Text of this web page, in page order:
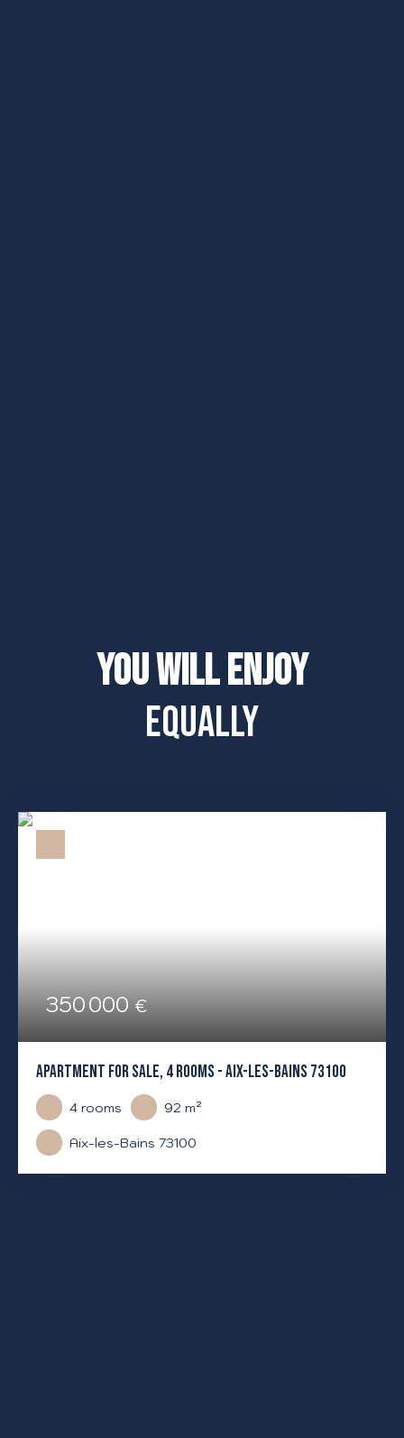
You will enjoy
equally
350 000€
APARTMENT FOR SALE, 4 ROOMS - AIX-LES-BAINS 73100
4rooms 92m²
Aix-les-Bains 73100